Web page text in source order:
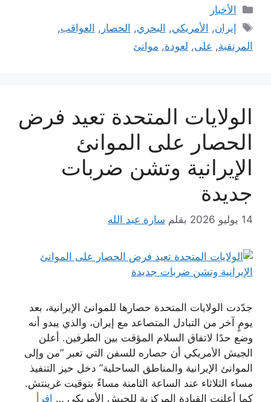
التصنيفات
الأخبار
الوسوم
إيران, الأمريكي, البحري, الحصار , العواقب,
المرتقبة, على, لعودة, موانئ
الولايات المتحدة تعيد فرض
الحصار على الموانئ
الإيرانية وتشن ضربات
جديدة
14 يوليو 2026 بقلم سارة عبد الله
جدّدت الولايات المتحدة حصارها للموانئ الإيرانية، بعد
يومٍ آخر من التبادل المتصاعد مع إيران، والذي يبدو أنه
وضع حدًا لاتفاق السلام المؤقت بين الطرفين. أعلن
الجيش الأمريكي أن حصاره للسفن التي تعبر “من وإلى
الموانئ الإيرانية والمناطق الساحلية” دخل حيز التنفيذ
مساء الثلاثاء عند الساعة الثامنة مساءً بتوقيت غرينتش.
كما أعلنت القيادة المركزية للجيش الأمريكي … اقرأ